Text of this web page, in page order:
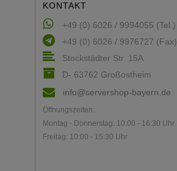
KONTAKT
+49 (0) 6026 / 9994055 (Tel.)
+49 (0) 6026 / 9976727 (Fax)
Stockstädter Str. 15A
D- 63762 Großostheim
info@servershop-bayern.de
Öffnungszeiten:
Montag - Donnerstag: 10:00 - 16:30 Uhr
Freitag: 10:00 - 15:30 Uhr